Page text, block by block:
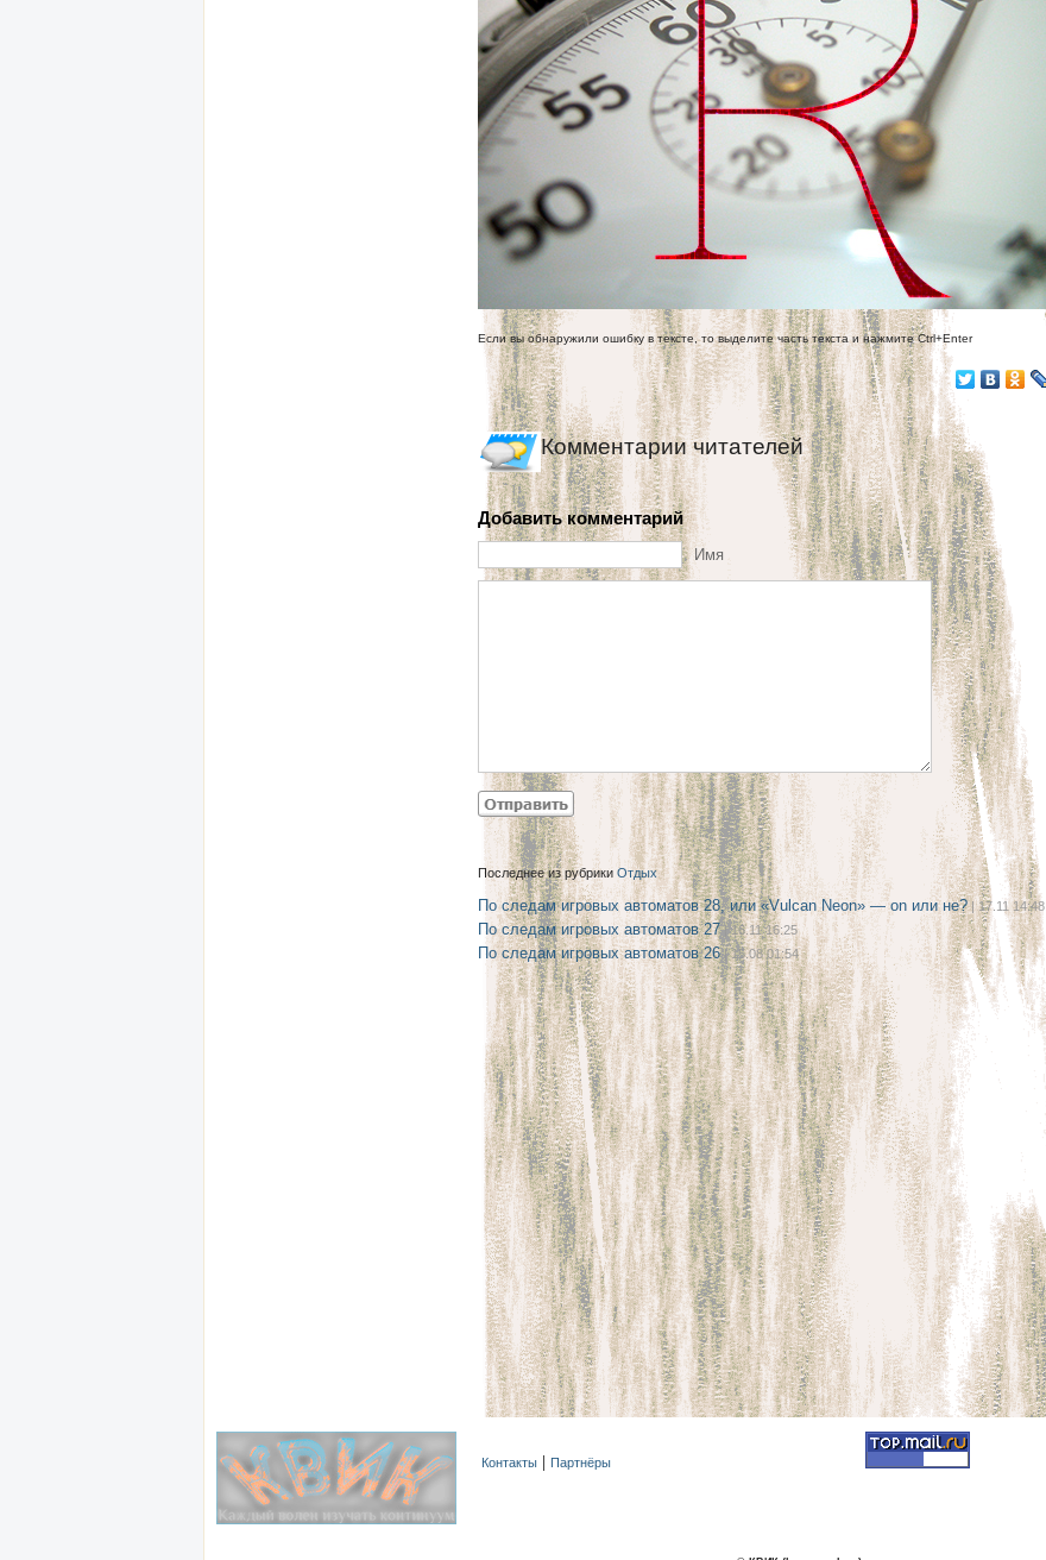
Если вы обнаружили ошибку в тексте, то выделите часть текста и нажмите Ctrl+Enter
Комментарии читателей
Добавить комментарий
Имя
Последнее из рубрики Отдых
По следам игровых автоматов 28, или «Vulcan Neon» — on или не?| 17.11 14:48
По следам игровых автоматов 27| 16.11 16:25
По следам игровых автоматов 26| 15.08 01:54
Контакты Партнёры